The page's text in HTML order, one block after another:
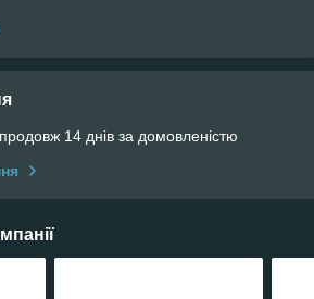
14 днів за домовленістю